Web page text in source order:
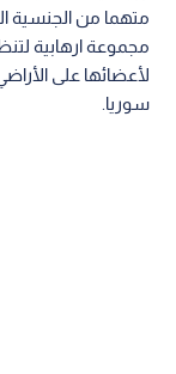
متهما من الجنسية
مجموعة ارهابية
لأعضائها على
سوريا.